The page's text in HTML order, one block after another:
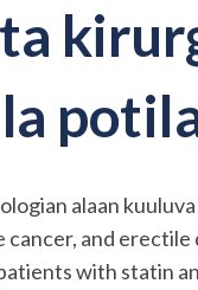
alaan
and
with statin